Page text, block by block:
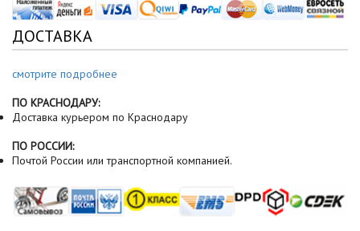
ДОСТАВКА
смотрите подробнее
ПО КРАСНОДАРУ:
Доставка курьером по Краснодару
ПО РОССИИ:
Почтой России или транспортной компанией.